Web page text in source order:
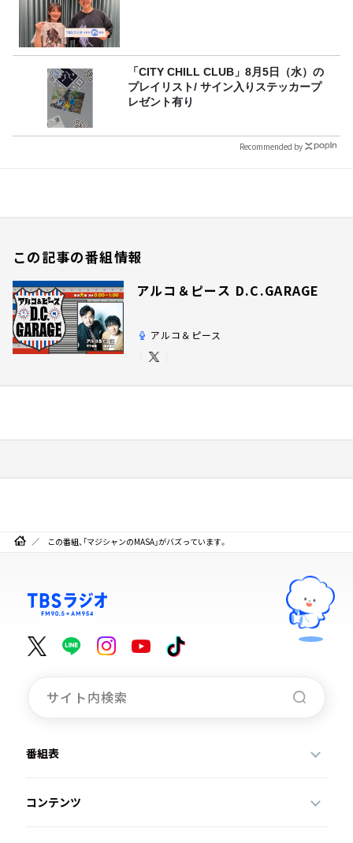
「CITY CHILL CLUB」8月5日（水）の
プレイリスト/ サイン入りステッカープ
レゼント有り
Recommended by
この記事の番組情報
アルコ＆ピース D.C.GARAGE
アルコ＆ピース
この番組、「マジシャンのMASA」がバズっています。
番組表
コンテンツ